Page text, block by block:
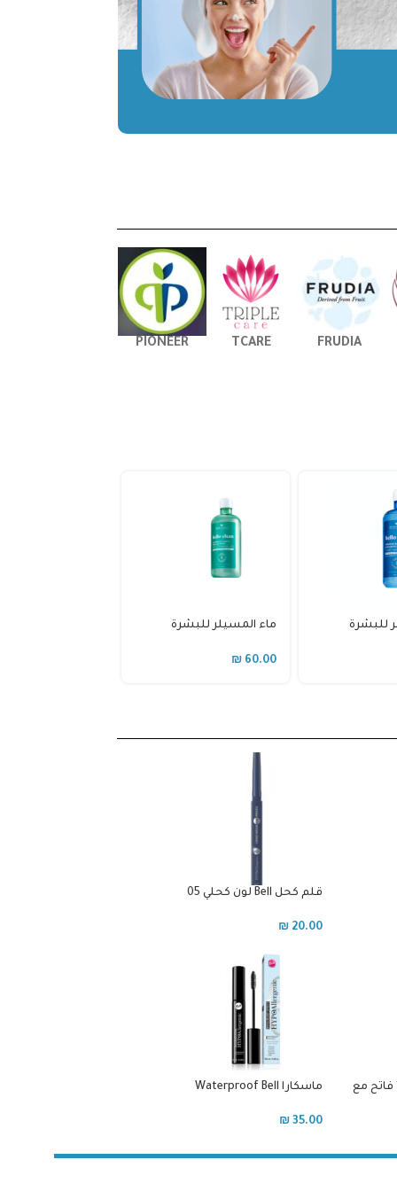
FRUDIA
TCARE
PIONEER
الهيلوكلين للبشرة
واقي شمس لمنع
ستيك لغرض التجديد
75.00
قلم كحل Bell لون كحلي 05
₪ 20.00
فاوندشن فارمسي ريز درجة 1 فاتح مع
ماسكارا Waterproof Bell
₪ 35.00